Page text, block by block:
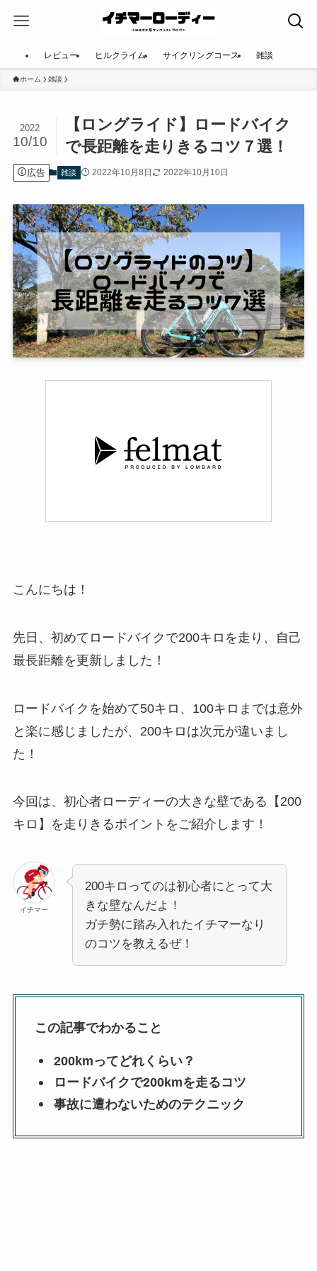
レビュー ヒルクライム サイクリングコース 雑談
ホーム 雑談
【ロングライド】ロードバイク
で長距離を走りきるコツ７選！
2022
10/10
広告 雑談 2022年10月8日 2022年10月10日
こんにちは！
先日、初めてロードバイクで200キロ を走り、自己
最長距離を更新しました！
ロードバイクを始めて50キロ、100キロまでは意外
と楽に感じましたが、200キロは次元が違いまし
た！
今回は、初心者ローディーの大きな壁である【200
キロ】を走りきるポイントをご紹介します！
イチマー
200キロってのは初心者にとって大
きな壁なんだよ！
ガチ勢に踏み入れたイチマーなり
のコツを教えるぜ！
この記事でわかること
200kmってどれくらい？
ロードバイクで200kmを走るコツ
事故に遭わないためのテクニック